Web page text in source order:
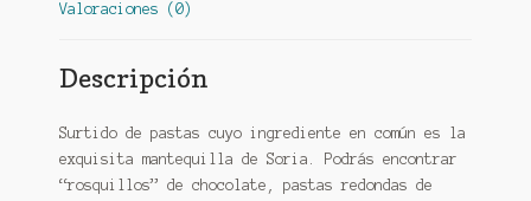
Valoraciones (0)
Descripción
Surtido de pastas cuyo ingrediente en común es la
exquisita mantequilla de Soria. Podrás encontrar
“rosquillos” de chocolate, pastas redondas de